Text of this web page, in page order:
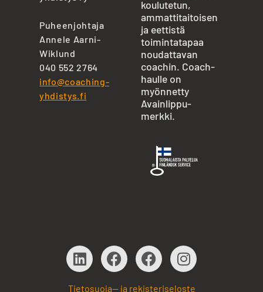
Puheenjohtaja
Annele Aarni-
Wiklund
040 552 2764
info@coaching-
yhdistys.fi
koulutetun,
ammattitaitoisen
ja eettistä
toimintatapaa
noudattavan
coachin. Coach-
haulle on
myönnetty
Avainlippu-
merkki.
Tietosuoja— ja rekisteriseloste